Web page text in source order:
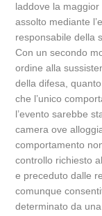
laddove la
assolto mediante
responsabile della
Con un secondo
ordine alla
della difesa,
che l’unico
l’evento sarebbe
camera ove
comportamento
controllo richiesto
e preceduto dalle
comunque
determinato da